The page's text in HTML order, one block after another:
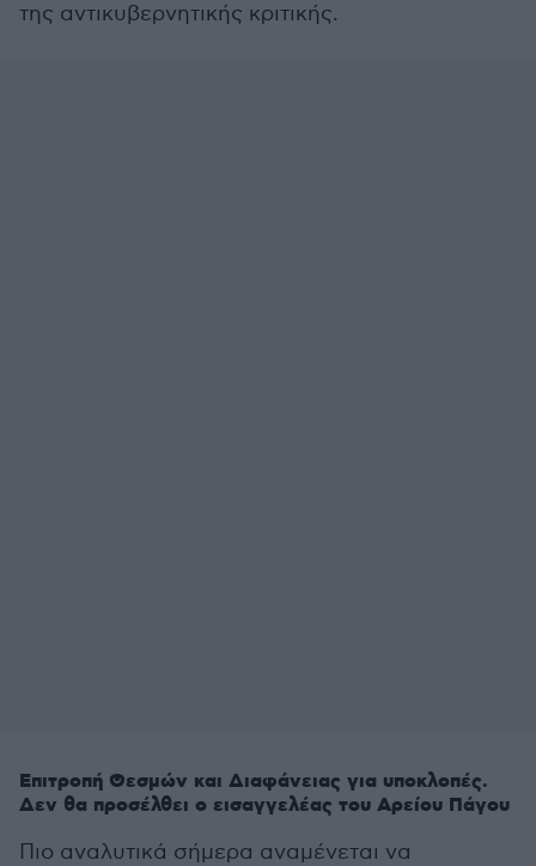
της αντικυβερνητικής κριτικής.
Επιτροπή Θεσμών και Διαφάνειας για υποκλοπές.
Δεν θα προσέλθει ο εισαγγελέας του Αρείου Πάγου
Πιο αναλυτικά σήμερα αναμένεται να